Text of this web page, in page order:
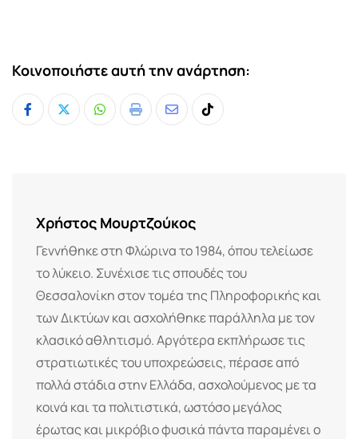
Κοινοποιήστε αυτή την ανάρτηση:
Whatsapp
Print
ShareTiktok
Χρήστος Μουρτζούκος
Γεννήθηκε στη Φλώρινα το 1984, όπου τελείωσε
το λύκειο. Συνέχισε τις σπουδές του
Θεσσαλονίκη στον τομέα της Πληροφορικής και
των Δικτύων και ασχολήθηκε παράλληλα με τον
κλασικό αθλητισμό. Αργότερα εκπλήρωσε τις
στρατιωτικές του υποχρεώσεις, πέρασε από
πολλά στάδια στην Ελλάδα, ασχολούμενος με τα
κοινά και τα πολιτιστικά, ωστόσο μεγάλος
έρωτας και μικρόβιο φυσικά πάντα παραμένει ο